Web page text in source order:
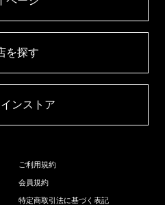
を探す​
ンストア​
ご利用規約
会員規約
特定商取引法に基づく表記